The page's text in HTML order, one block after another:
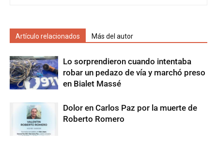
Artículo relacionados Más del autor
Lo sorprendieron cuando intentaba
robar un pedazo de vía y marchó preso
en Bialet Massé
Dolor en Carlos Paz por la muerte de
Roberto Romero